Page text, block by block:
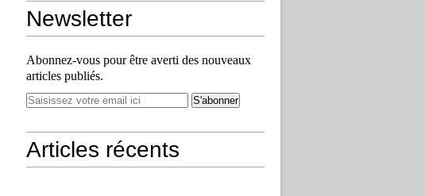
Newsletter
Abonnez-vous pour être averti des nouveaux
articles publiés.
Articles récents